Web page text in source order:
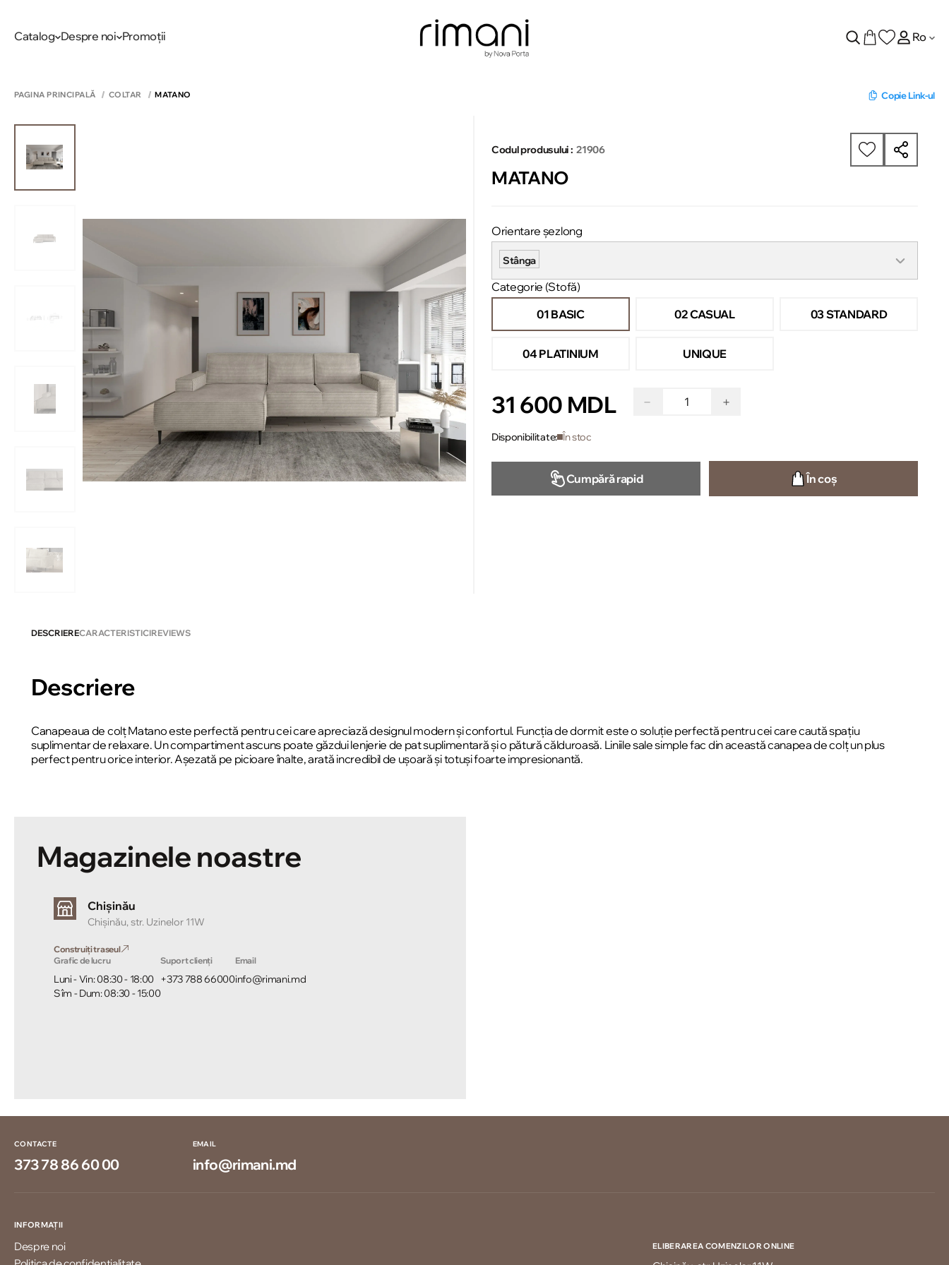
Catalog Despre noi Promoții Ro
PAGINA PRINCIPALĂ COLTAR MATANO Copie Link-ul
Codul produsului : 21906
MATANO
Orientare șezlong
Stânga
Categorie (Stofă)
01 BASIC
02 CASUAL 03 STANDARD
04 PLATINIUM UNIQUE
31 600 MDL − +
Disponibilitate: În stoc
Cumpără rapid În coș
DESCRIERECARACTERISTICIREVIEWS
Descriere
Canapeaua de colț Matano este perfectă pentru cei care apreciază designul modern și confortul. Funcția de dormit este o soluție perfectă pentru cei care caută spațiu
suplimentar de relaxare. Un compartiment ascuns poate găzdui lenjerie de pat suplimentară și o pătură călduroasă. Liniile sale simple fac din această canapea de colț un plus
perfect pentru orice interior. Așezată pe picioare înalte, arată incredibil de ușoară și totuși foarte impresionantă.
Magazinele noastre
Chișinău
Chișinău, str. Uzinelor 11W
Construiți traseul
Grafic de lucru
Luni - Vin: 08:30 - 18:00
Sîm - Dum: 08:30 - 15:00
Suport clienți
+373 788 66000
Email
info@rimani.md
CONTACTE
373 78 86 60 00
EMAIL
info@rimani.md
INFORMAȚII
Despre noi
ELIBERAREA COMENZILOR ONLINE